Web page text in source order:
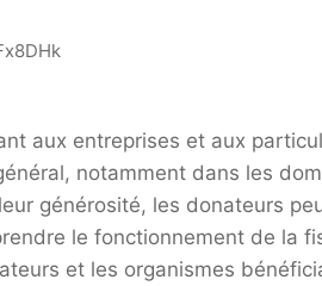
aux entreprises et aux
notamment dans les
générosité, les donateurs
le fonctionnement de la
et les organismes